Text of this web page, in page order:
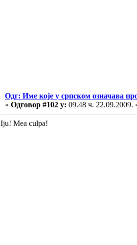
Одг: Име које у српском означава
« Одговор #102 у: 09.48 ч. 22.09.2009.
Iju! Mea culpa!